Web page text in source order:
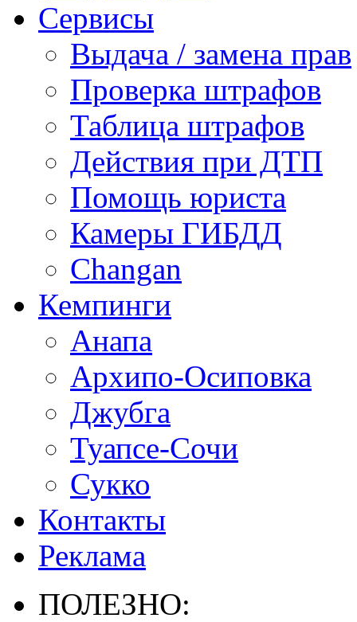
Сервисы
Выдача / замена прав
Проверка штрафов
Таблица штрафов
Действия при ДТП
Помощь юриста
Камеры ГИБДД
Сhangan
Кемпинги
Анапа
Архипо-Осиповка
Джубга
Туапсе-Сочи
Сукко
Контакты
Реклама
ПОЛЕЗНО: